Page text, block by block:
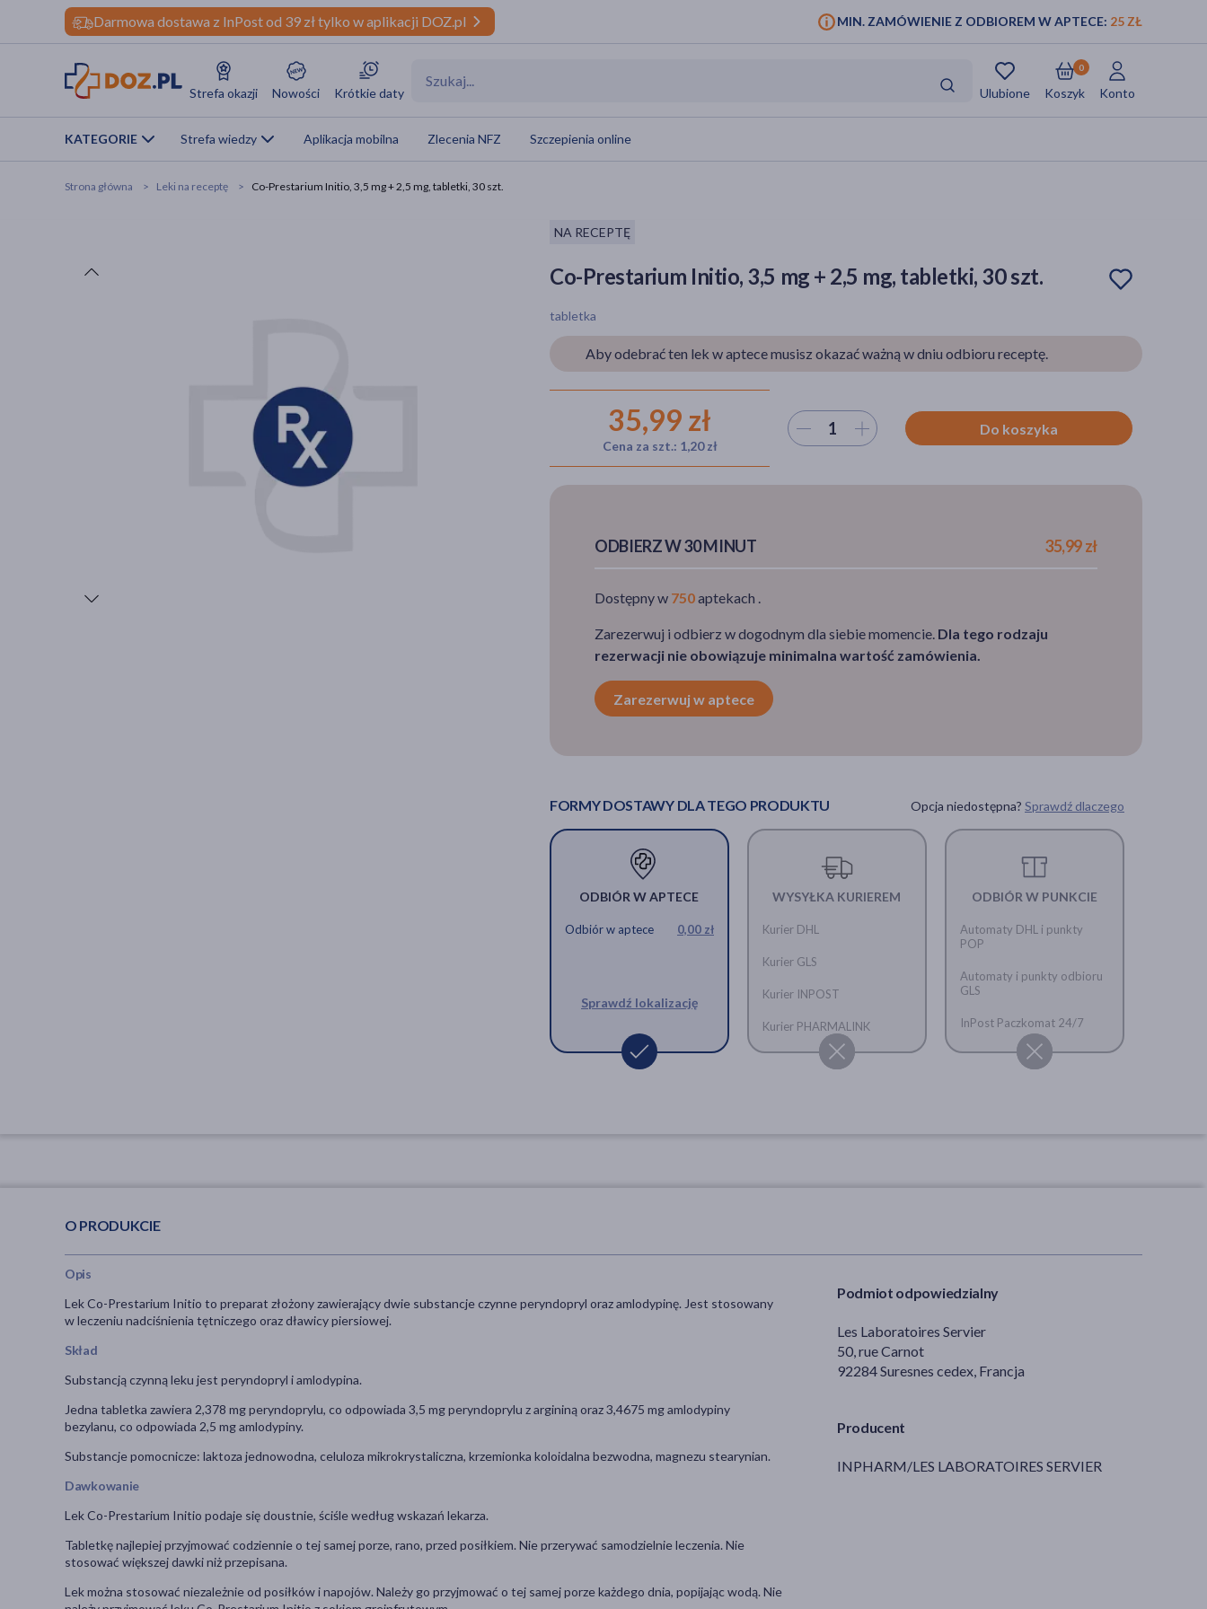
Darmowa dostawa z InPost od 39 zł tylko w aplikacji DOZ.pl MIN. ZAMÓWIENIE Z ODBIOREM W APTECE: 25 ZŁ
Strefa okazji Nowości Krótkie daty Ulubione Koszyk
0
Konto
KATEGORIE Strefa wiedzy Aplikacja mobilna Zlecenia NFZ Szczepienia online
Strona główna Leki na receptę Co-Prestarium Initio, 3,5 mg + 2,5 mg, tabletki, 30 szt.
NA RECEPTĘ
Co-Prestarium Initio, 3,5 mg + 2,5 mg, tabletki, 30 szt.
tabletka
Aby odebrać ten lek w aptece musisz okazać ważną w dniu odbioru receptę.
35,99 zł
Cena za szt.: 1,20 zł
Wybierz ilość Do koszyka
ODBIERZ W 30 MINUT 35,99 zł
Dostępny w 750aptekach .
Zarezerwuj i odbierz w dogodnym dla siebie momencie. Dla tego rodzaju
rezerwacji nie obowiązuje minimalna wartość zamówienia.
Zarezerwuj w aptece
FORMY DOSTAWY DLA TEGO PRODUKTU Opcja niedostępna? Sprawdź dlaczego
ODBIÓR W APTECE
Odbiór w aptece 0,00 zł
Sprawdź lokalizację
WYSYŁKA KURIEREM
Kurier DHL
Kurier GLS
Kurier INPOST
Kurier PHARMALINK
ODBIÓR W PUNKCIE
Automaty DHL i punkty
POP
Automaty i punkty odbioru
GLS
InPost Paczkomat 24/7
O PRODUKCIE
Podmiot odpowiedzialny
Les Laboratoires Servier
50, rue Carnot
92284 Suresnes cedex, Francja
Producent
INPHARM/LES LABORATOIRES SERVIER
Opis
Lek Co-Prestarium Initio to preparat złożony zawierający dwie substancje czynne peryndopryl oraz amlodypinę. Jest stosowany
w leczeniu nadciśnienia tętniczego oraz dławicy piersiowej.
Skład
Substancją czynną leku jest peryndopryl i amlodypina.
Jedna tabletka zawiera 2,378 mg peryndoprylu, co odpowiada 3,5 mg peryndoprylu z argininą oraz 3,4675 mg amlodypiny
bezylanu, co odpowiada 2,5 mg amlodypiny.
Substancje pomocnicze: laktoza jednowodna, celuloza mikrokrystaliczna, krzemionka koloidalna bezwodna, magnezu stearynian.
Dawkowanie
Lek Co-Prestarium Initio podaje się doustnie, ściśle według wskazań lekarza.
Tabletkę najlepiej przyjmować codziennie o tej samej porze, rano, przed posiłkiem. Nie przerywać samodzielnie leczenia. Nie
stosować większej dawki niż przepisana.
Lek można stosować niezależnie od posiłków i napojów. Należy go przyjmować o tej samej porze każdego dnia, popijając wodą. Nie